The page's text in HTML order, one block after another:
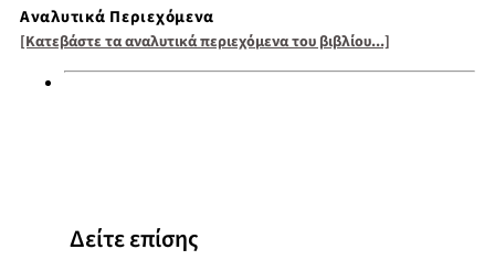
Αναλυτικά Περιεχόμενα
[Κατεβάστε τα αναλυτικά περιεχόμενα του βιβλίου...]
Δείτε επίσης